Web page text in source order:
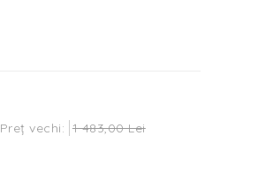
Preț vechi: 1 483,00 Lei